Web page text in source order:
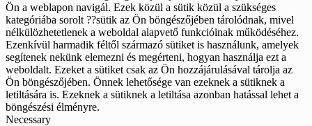
Ön a weblapon navigál. Ezek közül a sütik közül a szükséges
kategóriába sorolt ??sütik az Ön böngészőjében tárolódnak, mivel
nélkülözhetetlenek a weboldal alapvető funkcióinak működéséhez.
Ezenkívül harmadik féltől származó sütiket is használunk, amelyek
segítenek nekünk elemezni és megérteni, hogyan használja ezt a
weboldalt. Ezeket a sütiket csak az Ön hozzájárulásával tárolja az
Ön böngészőjében. Önnek lehetősége van ezeknek a sütiknek a
letiltására is. Ezeknek a sütiknek a letiltása azonban hatással lehet a
böngészési élményre.
Necessary